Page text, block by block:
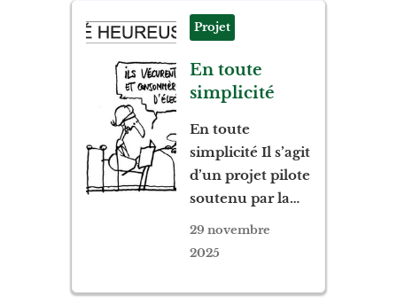
En toute
simplicité
Projet
En toute
simplicité Il s’agit
d’un projet pilote
soutenu par la…
29 novembre
2025